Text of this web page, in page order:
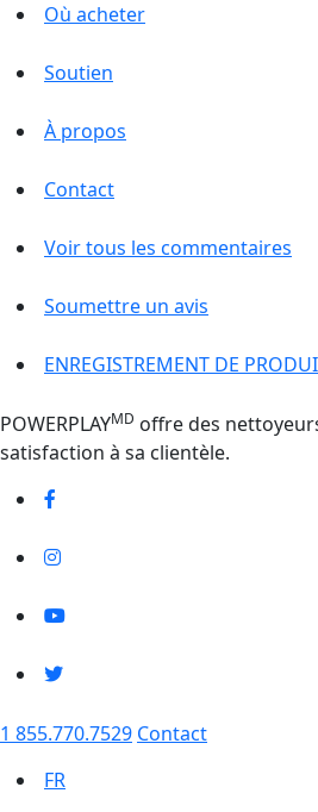
Où acheter
Soutien
À propos
Contact
Voir tous les commentaires
Soumettre un avis
ENREGISTREMENT DE
POWERPLAYMD offre des
satisfaction à sa clientèle.
1 855.770.7529 Contact
FR